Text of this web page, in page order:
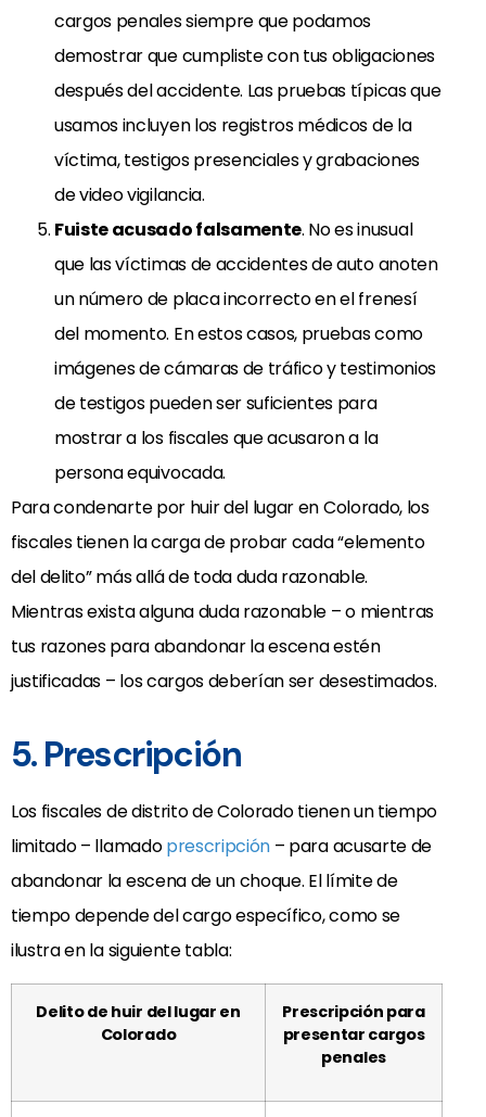
cargos penales siempre que podamos
demostrar que cumpliste con tus obligaciones
después del accidente. Las pruebas típicas que
usamos incluyen los registros médicos de la
víctima, testigos presenciales y grabaciones
de video vigilancia.
Fuiste acusado falsamente. No es inusual
que las víctimas de accidentes de auto anoten
un número de placa incorrecto en el frenesí
del momento. En estos casos, pruebas como
imágenes de cámaras de tráfico y testimonios
de testigos pueden ser suficientes para
mostrar a los fiscales que acusaron a la
persona equivocada.
Para condenarte por huir del lugar en Colorado, los
fiscales tienen la carga de probar cada “elemento
del delito” más allá de toda duda razonable.
Mientras exista alguna duda razonable – o mientras
tus razones para abandonar la escena estén
justificadas – los cargos deberían ser desestimados.
5. Prescripción
Los fiscales de distrito de Colorado tienen un tiempo
limitado – llamadoprescripción – para acusarte de
abandonar la escena de un choque. El límite de
tiempo depende del cargo específico, como se
ilustra en la siguiente tabla:
Delito de huir del lugar en
Colorado
Prescripción para
presentar cargos
penales